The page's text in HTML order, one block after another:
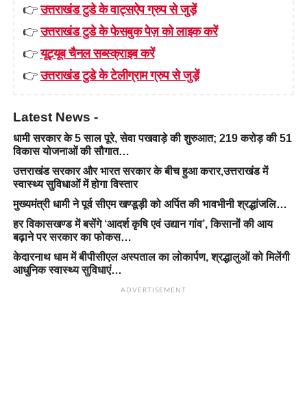
👉उत्तराखंड टुडे के वाट्सऐप ग्रुप से जुड़ें
👉उत्तराखंड टुडे के फेसबुक पेज़ को लाइक करें
👉यूट्यूब चैनल सब्स्क्राइब करें
👉उत्तराखंड टुडे के टेलीग्राम ग्रुप से जुड़ें
Latest News -
धामी सरकार के 5 साल पूरे, सेवा पखवाड़े की शुरुआत; 219 करोड़ की 51
विकास योजनाओं की सौगात…
उत्तराखंड सरकार और भारत सरकार के बीच हुआ करार,उत्तराखंड में
स्वास्थ्य सुविधाओं में होगा विस्तार
मुख्यमंत्री धामी ने पूर्व सीएम खण्डूड़ी को अर्पित की भावभीनी श्रद्धांजलि…
हर विकासखण्ड में बसेंगे ‘आदर्श कृषि एवं उद्यान गांव’, किसानों की आय
बढ़ाने पर सरकार का फोकस…
केदारनाथ धाम में बीपीसीएल अस्पताल का लोकार्पण, श्रद्धालुओं को मिलेंगी
आधुनिक स्वास्थ्य सुविधाएं…
ADVERTISEMENT